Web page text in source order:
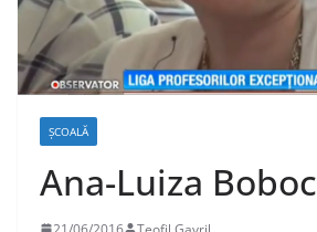
ŞCOALĂ
Ana-Luiza Boboc